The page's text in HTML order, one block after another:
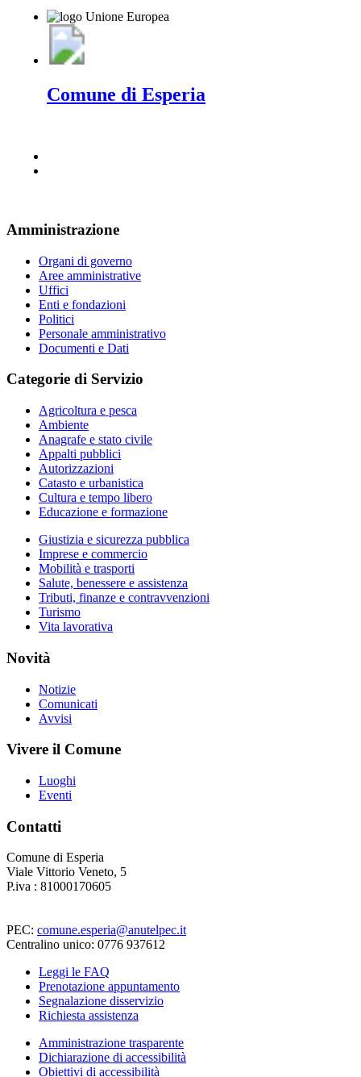
Comune di Esperia
Amministrazione
Organi di governo
Aree amministrative
Uffici
Enti e fondazioni
Politici
Personale amministrativo
Documenti e Dati
Categorie di Servizio
Agricoltura e pesca
Ambiente
Anagrafe e stato civile
Appalti pubblici
Autorizzazioni
Catasto e urbanistica
Cultura e tempo libero
Educazione e formazione
Giustizia e sicurezza pubblica
Imprese e commercio
Mobilità e trasporti
Salute, benessere e assistenza
Tributi, finanze e contravvenzioni
Turismo
Vita lavorativa
Novità
Notizie
Comunicati
Avvisi
Vivere il Comune
Luoghi
Eventi
Contatti
Comune di Esperia
Viale Vittorio Veneto, 5
P.iva : 81000170605
PEC: comune.esperia@anutelpec.it
Centralino unico: 0776 937612
Leggi le FAQ
Prenotazione appuntamento
Segnalazione disservizio
Richiesta assistenza
Amministrazione trasparente
Dichiarazione di accessibilità
Obiettivi di accessibilità